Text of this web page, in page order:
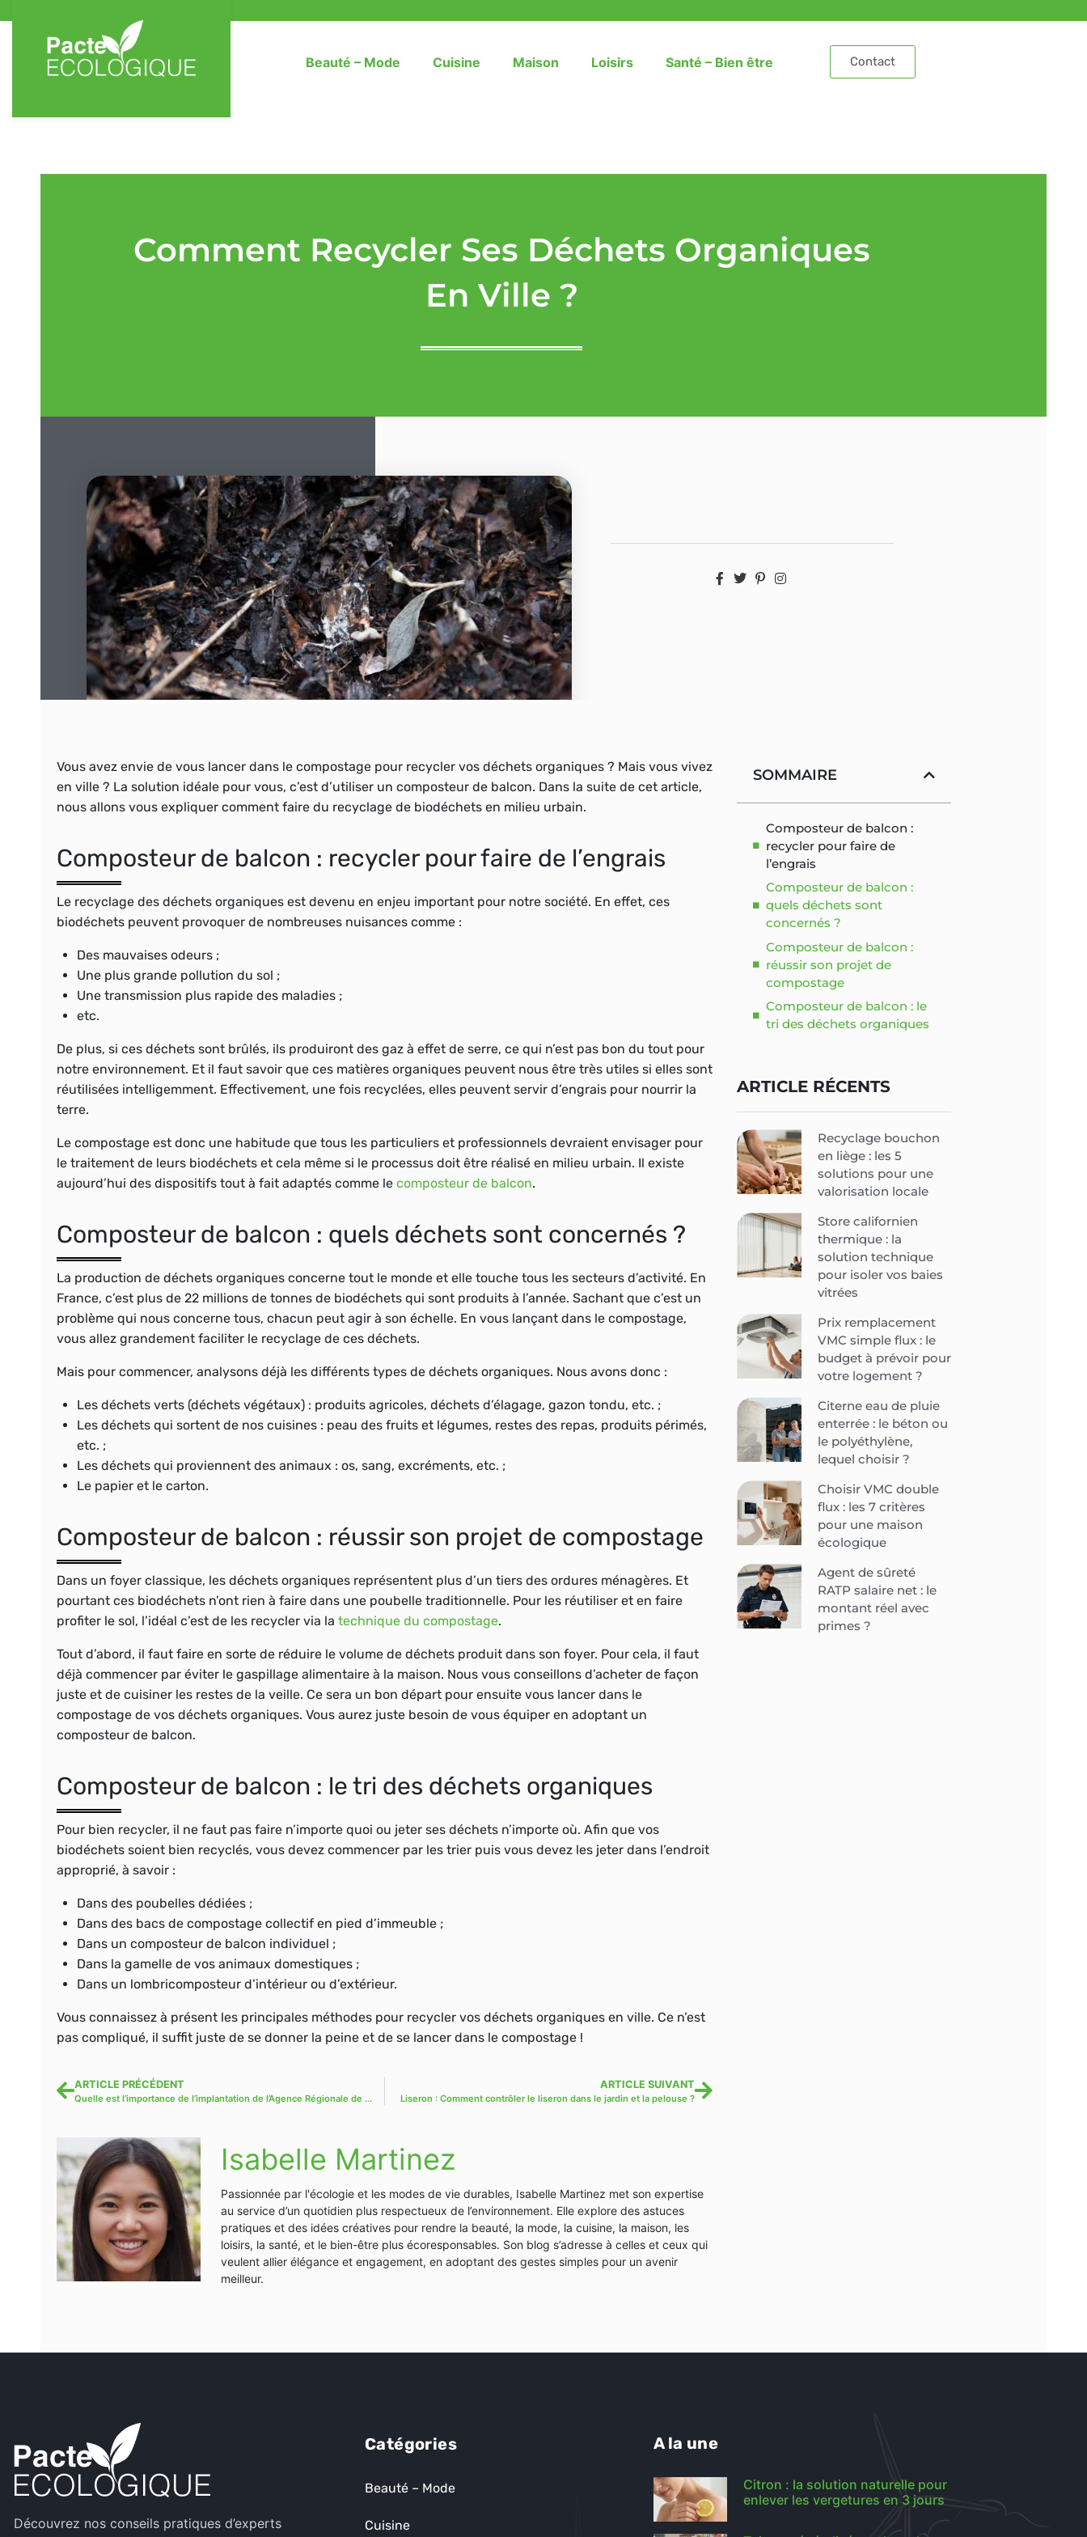
Beauté – Mode Cuisine Maison Loisirs Santé – Bien être Contact
Comment Recycler Ses Déchets Organiques
En Ville ?
Vous avez envie de vous lancer dans le compostage pour recycler vos déchets organiques ? Mais vous vivez
en ville ? La solution idéale pour vous, c’est d’utiliser un composteur de balcon. Dans la suite de cet article,
nous allons vous expliquer comment faire du recyclage de biodéchets en milieu urbain.
Composteur de balcon : recycler pour faire de l’engrais
Le recyclage des déchets organiques est devenu en enjeu important pour notre société. En effet, ces
biodéchets peuvent provoquer de nombreuses nuisances comme :
Des mauvaises odeurs ;
Une plus grande pollution du sol ;
Une transmission plus rapide des maladies ;
etc.
De plus, si ces déchets sont brûlés, ils produiront des gaz à effet de serre, ce qui n’est pas bon du tout pour
notre environnement. Et il faut savoir que ces matières organiques peuvent nous être très utiles si elles sont
réutilisées intelligemment. Effectivement, une fois recyclées, elles peuvent servir d’engrais pour nourrir la
terre.
Le compostage est donc une habitude que tous les particuliers et professionnels devraient envisager pour
le traitement de leurs biodéchets et cela même si le processus doit être réalisé en milieu urbain. Il existe
aujourd’hui des dispositifs tout à fait adaptés comme le composteur de balcon.
Composteur de balcon : quels déchets sont concernés ?
La production de déchets organiques concerne tout le monde et elle touche tous les secteurs d’activité. En
France, c’est plus de 22 millions de tonnes de biodéchets qui sont produits à l’année. Sachant que c’est un
problème qui nous concerne tous, chacun peut agir à son échelle. En vous lançant dans le compostage,
vous allez grandement faciliter le recyclage de ces déchets.
Mais pour commencer, analysons déjà les différents types de déchets organiques. Nous avons donc :
Les déchets verts (déchets végétaux) : produits agricoles, déchets d’élagage, gazon tondu, etc. ;
Les déchets qui sortent de nos cuisines : peau des fruits et légumes, restes des repas, produits périmés,
etc. ;
Les déchets qui proviennent des animaux : os, sang, excréments, etc. ;
Le papier et le carton.
Composteur de balcon : réussir son projet de compostage
Dans un foyer classique, les déchets organiques représentent plus d’un tiers des ordures ménagères. Et
pourtant ces biodéchets n’ont rien à faire dans une poubelle traditionnelle. Pour les réutiliser et en faire
profiter le sol, l’idéal c’est de les recycler via la technique du compostage.
Tout d’abord, il faut faire en sorte de réduire le volume de déchets produit dans son foyer. Pour cela, il faut
déjà commencer par éviter le gaspillage alimentaire à la maison. Nous vous conseillons d’acheter de façon
juste et de cuisiner les restes de la veille. Ce sera un bon départ pour ensuite vous lancer dans le
compostage de vos déchets organiques. Vous aurez juste besoin de vous équiper en adoptant un
composteur de balcon.
Composteur de balcon : le tri des déchets organiques
Pour bien recycler, il ne faut pas faire n’importe quoi ou jeter ses déchets n’importe où. Afin que vos
biodéchets soient bien recyclés, vous devez commencer par les trier puis vous devez les jeter dans l’endroit
approprié, à savoir :
Dans des poubelles dédiées ;
Dans des bacs de compostage collectif en pied d’immeuble ;
Dans un composteur de balcon individuel ;
Dans la gamelle de vos animaux domestiques ;
Dans un lombricomposteur d’intérieur ou d’extérieur.
Vous connaissez à présent les principales méthodes pour recycler vos déchets organiques en ville. Ce n’est
pas compliqué, il suffit juste de se donner la peine et de se lancer dans le compostage !
ARTICLE PRÉCÉDENT
Quelle est l’importance de l’implantation de l’Agence Régionale de la Biodiversité ?
ARTICLE SUIVANT
Liseron : Comment contrôler le liseron dans le jardin et la pelouse ?
Isabelle Martinez
Passionnée par l'écologie et les modes de vie durables, Isabelle Martinez met son expertise
au service d’un quotidien plus respectueux de l’environnement. Elle explore des astuces
pratiques et des idées créatives pour rendre la beauté, la mode, la cuisine, la maison, les
loisirs, la santé, et le bien-être plus écoresponsables. Son blog s’adresse à celles et ceux qui
veulent allier élégance et engagement, en adoptant des gestes simples pour un avenir
meilleur.
SOMMAIRE
Composteur de balcon :
recycler pour faire de
l’engrais
Composteur de balcon :
quels déchets sont
concernés ?
Composteur de balcon :
réussir son projet de
compostage
Composteur de balcon : le
tri des déchets organiques
ARTICLE RÉCENTS
Recyclage bouchon
en liège : les 5
solutions pour une
valorisation locale
Store californien
thermique : la
solution technique
pour isoler vos baies
vitrées
Prix remplacement
VMC simple flux : le
budget à prévoir pour
votre logement ?
Citerne eau de pluie
enterrée : le béton ou
le polyéthylène,
lequel choisir ?
Choisir VMC double
flux : les 7 critères
pour une maison
écologique
Agent de sûreté
RATP salaire net : le
montant réel avec
primes ?
Découvrez nos conseils pratiques d’experts
Catégories
Beauté – Mode
Cuisine
A la une
Citron : la solution naturelle pour
enlever les vergetures en 3 jours